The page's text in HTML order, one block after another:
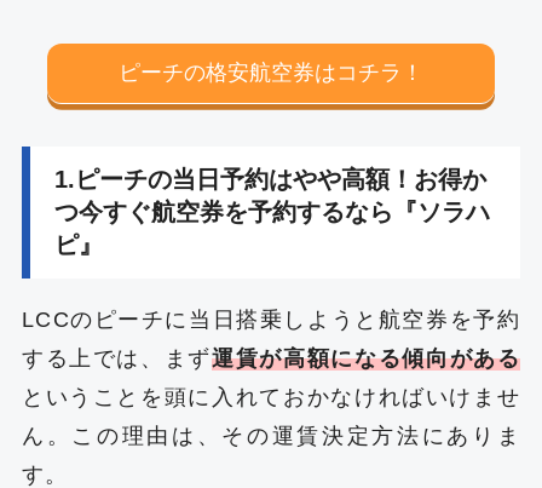
ピーチの格安航空券はコチラ！
1.ピーチの当日予約はやや高額！お得か
つ今すぐ航空券を予約するなら『ソラハ
ピ』
LCCのピーチに当日搭乗しようと航空券を予約
する上では、まず運賃が高額になる傾向がある
ということを頭に入れておかなければいけませ
ん。この理由は、その運賃決定方法にありま
す。